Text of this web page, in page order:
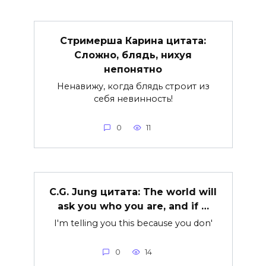
Стримерша Карина цитата:
Сложно, блядь, нихуя
непонятно
Ненавижу, когда блядь строит из
себя невинность!
0 11
C.G. Jung цитата: The world will
ask you who you are, and if …
I'm telling you this because you don'
0 14